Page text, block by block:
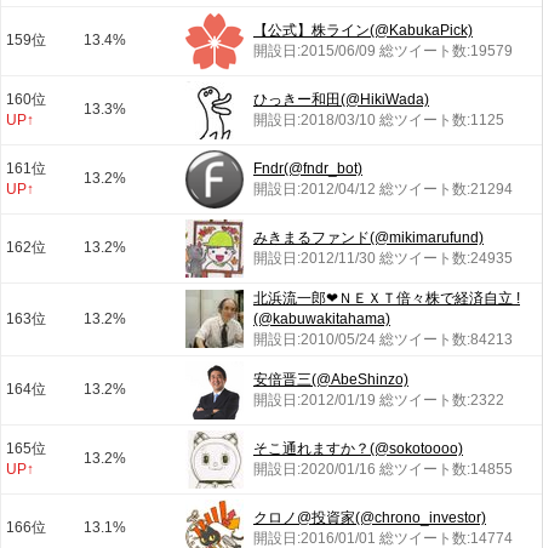
159位 13.4%
【公式】株ライン(@KabukaPick)
開設日:2015/06/09 総ツイート数:19579
160位
UP↑
13.3%
ひっきー和田(@HikiWada)
開設日:2018/03/10 総ツイート数:1125
161位
UP↑
13.2%
Fndr(@fndr_bot)
開設日:2012/04/12 総ツイート数:21294
162位 13.2%
みきまるファンド(@mikimarufund)
開設日:2012/11/30 総ツイート数:24935
163位 13.2%
北浜流一郎❤ＮＥＸＴ倍々株で経済自立 !
(@kabuwakitahama)
開設日:2010/05/24 総ツイート数:84213
164位 13.2%
安倍晋三(@AbeShinzo)
開設日:2012/01/19 総ツイート数:2322
165位
UP↑
13.2%
そこ通れますか？(@sokotoooo)
開設日:2020/01/16 総ツイート数:14855
166位 13.1%
クロノ@投資家(@chrono_investor)
開設日:2016/01/01 総ツイート数:14774